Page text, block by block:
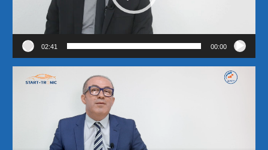
00:00
02:41